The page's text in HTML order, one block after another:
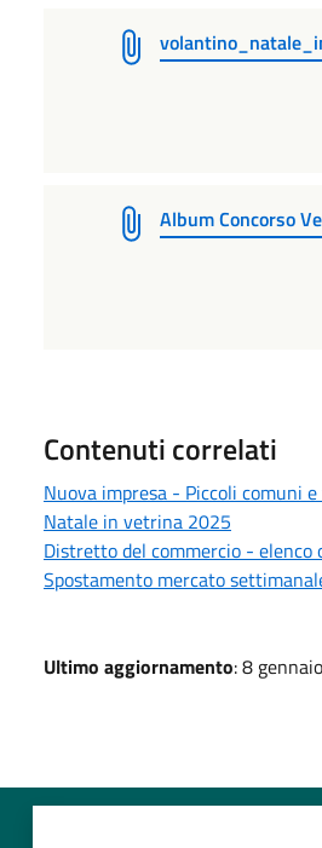
Album Concorso
Contenuti correlati
Nuova impresa - Piccoli comuni
Natale in vetrina 2025
Distretto del commercio - elenco
Spostamento mercato
Ultimo aggiornamento: 8